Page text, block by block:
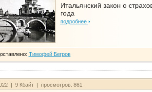
Итальянский закон о
года
подробнее
Тимофей Бегров
| 9 Кбайт | просмотров: 861